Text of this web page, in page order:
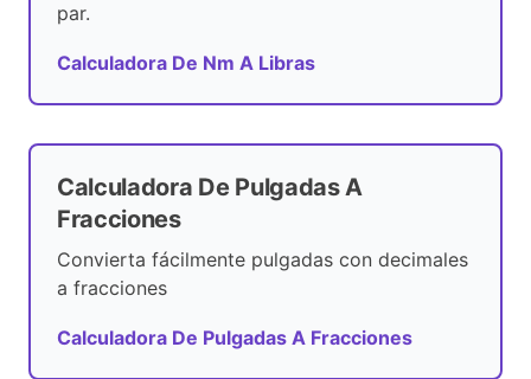
par.
Calculadora De Nm A Libras
Calculadora De Pulgadas A
Fracciones
Convierta fácilmente pulgadas con decimales
a fracciones
Calculadora De Pulgadas A Fracciones